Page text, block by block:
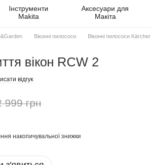
Інструменти
Makita
Аксесуари для
Макіта
Віконні пилососи
Віконні пилососи Kärcher
вікон RCW 2
відгук
999 грн
накопичувальної знижки